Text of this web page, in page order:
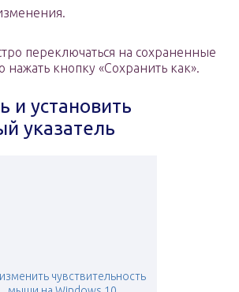
переключаться на сохраненные
кнопку «Сохранить как».
и установить
указатель
чувствительность